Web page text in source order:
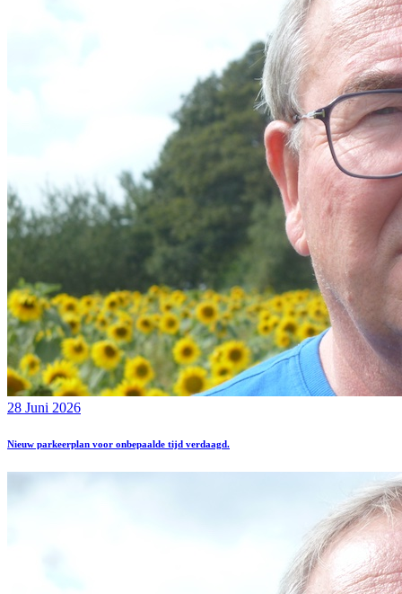
28 Juni 2026
Nieuw parkeerplan voor onbepaalde tijd verdaagd.